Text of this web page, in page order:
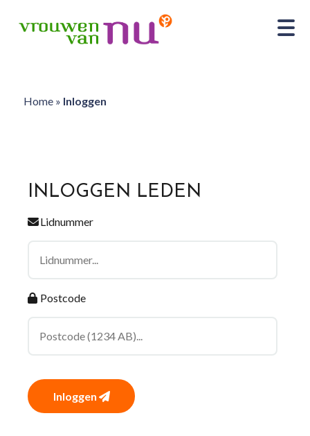
Home» Inloggen
INLOGGEN LEDEN
Lidnummer
Postcode
Inloggen